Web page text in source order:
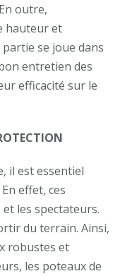
outre,
hauteur et
partie se joue dans
entretien des
efficacité sur le
il est essentiel
effet, ces
les spectateurs.
du terrain. Ainsi,
robustes et
les poteaux de